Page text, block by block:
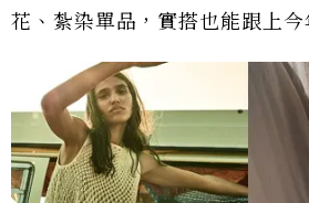
花、紮染單品，實搭也能跟上今